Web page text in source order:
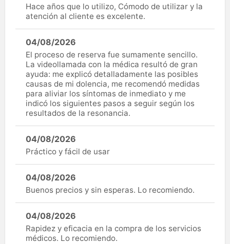
Hace años que lo utilizo, Cómodo de utilizar y la
atención al cliente es excelente.
04/08/2026
El proceso de reserva fue sumamente sencillo.
La videollamada con la médica resultó de gran
ayuda: me explicó detalladamente las posibles
causas de mi dolencia, me recomendó medidas
para aliviar los síntomas de inmediato y me
indicó los siguientes pasos a seguir según los
resultados de la resonancia.
04/08/2026
Práctico y fácil de usar
04/08/2026
Buenos precios y sin esperas. Lo recomiendo.
04/08/2026
Rapidez y eficacia en la compra de los servicios
médicos. Lo recomiendo.